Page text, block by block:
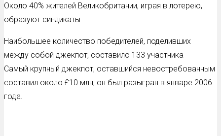
Около 40% жителей Великобритании, играя в лотерею,
образуют синдикаты
Наибольшее количество победителей, поделивших
между собой джекпот, составило 133 участника
Самый крупный джекпот, оставшийся невостребованным
составил около £10 млн, он был разыгран в январе 2006
года.